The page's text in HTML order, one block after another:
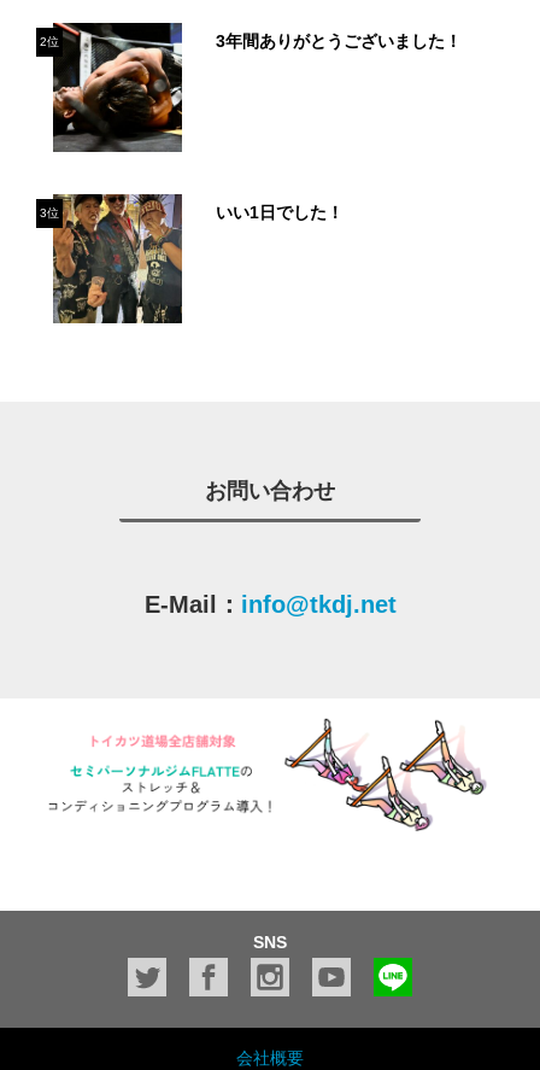
2位 3年間ありがとうございました！
3位 いい1日でした！
お問い合わせ
E-Mail： info@tkdj.net
SNS
会社概要